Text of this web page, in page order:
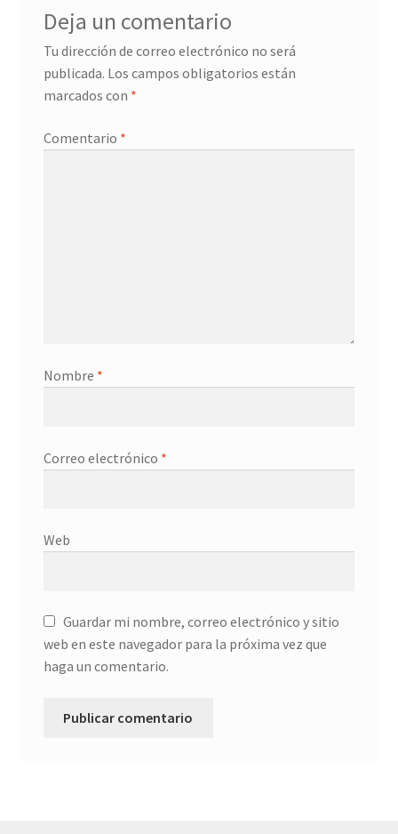
Deja un comentario
Tu dirección de correo electrónico no será
publicada. Los campos obligatorios están
marcados con *
Comentario *
Nombre *
Correo electrónico *
Web
Guardar mi nombre, correo electrónico y sitio
web en este navegador para la próxima vez que
haga un comentario.